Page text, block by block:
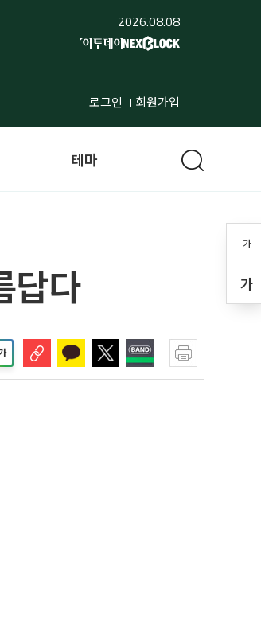
2026.08.08
로그인 회원가입
가
가
테마
답다